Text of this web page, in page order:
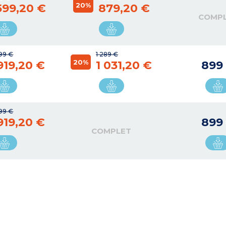
€ 20% 879,20 €
€
€
1 289 €
20% 1 031,20 €
€
€
COMPLET